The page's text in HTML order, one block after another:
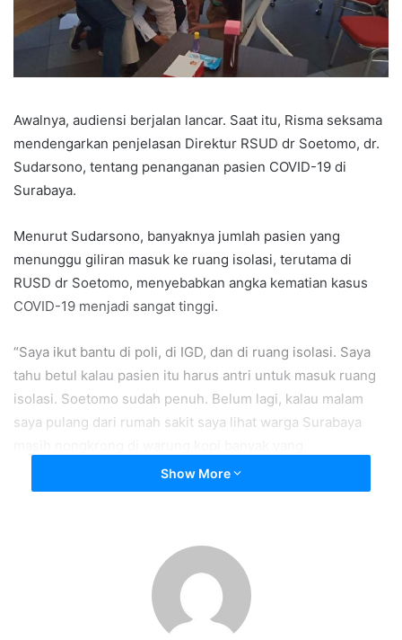
Awalnya, audiensi berjalan lancar. Saat itu, Risma seksama
mendengarkan penjelasan Direktur RSUD dr Soetomo, dr.
Sudarsono, tentang penanganan pasien COVID-19 di
Surabaya.
Menurut Sudarsono, banyaknya jumlah pasien yang
menunggu giliran masuk ke ruang isolasi, terutama di
RUSD dr Soetomo, menyebabkan angka kematian kasus
COVID-19 menjadi sangat tinggi.
“Saya ikut bantu di poli, di IGD, dan di ruang isolasi. Saya
tahu betul kalau pasien itu harus antri untuk masuk ruang
isolasi. Soetomo sudah penuh. Belum lagi, kalau malam
saya pulang dari rumah sakit saya lihat warga Surabaya
mengabaikan protokol kesehatan,” kata Sudarsono.
“Semua salah saya. Saya yang salah,” kata Risma sambil
berjalan menangis dan langsung bersujud di depan
Show More